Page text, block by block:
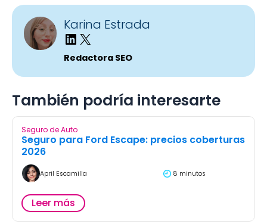
Karina Estrada
Redactora SEO
También podría interesarte
Seguro de Auto
Seguro para Ford Escape: precios coberturas
2026
April Escamilla 8 minutos
Leer más